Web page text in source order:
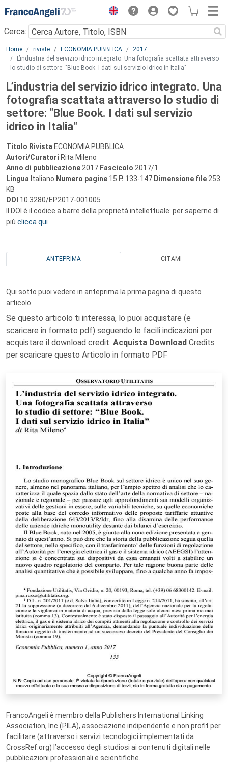
Menu
Cerca:
Main content
Home riviste ECONOMIA PUBBLICA
2017
L’industria del servizio idrico integrato. Una fotografia scattata attraverso
lo studio di settore: "Blue Book. I dati sul servizio idrico in Italia"
L’industria del servizio idrico integrato. Una
fotografia scattata attraverso lo studio di
settore: "Blue Book. I dati sul servizio
idrico in Italia"
Titolo Rivista ECONOMIA PUBBLICA
Autori/Curatori Rita Mileno
Anno di pubblicazione 2017 Fascicolo 2017/1
Lingua Italiano Numero pagine 15 P. 133-147 Dimensione file 253
KB
DOI 10.3280/EP2017-001005
Il DOI è il codice a barre della proprietà intellettuale: per saperne di
più clicca qui
ANTEPRIMA CITAMI
Qui sotto puoi vedere in anteprima la prima pagina di questo
articolo.
Se questo articolo ti interessa, lo puoi acquistare (e
scaricare in formato pdf) seguendo le facili indicazioni per
acquistare il download credit. Acquista Download Credits
per scaricare questo Articolo in formato PDF
FrancoAngeli è membro della Publishers International Linking
Association, Inc (PILA), associazione indipendente e non profit per
facilitare (attraverso i servizi tecnologici implementati da
CrossRef.org) l’accesso degli studiosi ai contenuti digitali nelle
pubblicazioni professionali e scientifiche.